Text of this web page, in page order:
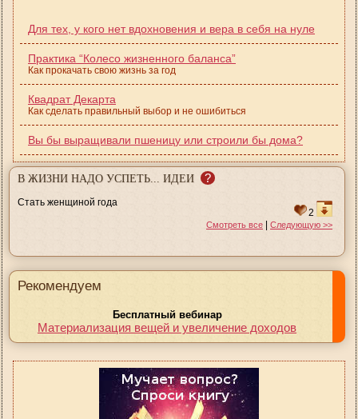
Для тех, у кого нет вдохновения и вера в себя на нуле
Практика “Колесо жизненного баланса”
Как прокачать свою жизнь за год
Квадрат Декарта
Как сделать правильный выбор и не ошибиться
Вы бы выращивали пшеницу или строили бы дома?
В ЖИЗНИ НАДО УСПЕТЬ... ИДЕИ ?
Стать женщиной года
2
Смотреть все | Следующую >>
Рекомендуем
Бесплатный вебинар
Материализация вещей и увеличение доходов